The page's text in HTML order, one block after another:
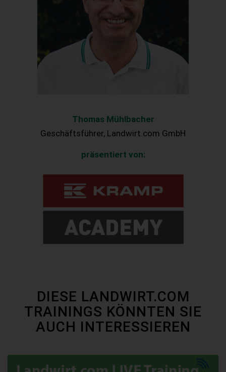
Thomas Mühlbacher
Geschäftsführer, Landwirt.com GmbH
präsentiert von:
DIESE LANDWIRT.COM
TRAININGS KÖNNTEN SIE
AUCH INTERESSIEREN